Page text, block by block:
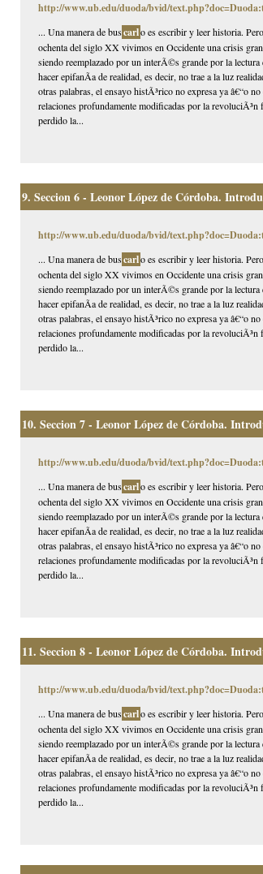
http://www.ub.edu/duoda/bvid/
... Una manera de buscarlo es escribir y leer historia.
ochenta del siglo XX vivimos en Occidente una crisis
siendo reemplazado por un interÃ©s grande por la
hacer epifanÃ­a de realidad, es decir, no trae a la luz
otras palabras, el ensayo histÃ³rico no expresa ya â€“o
relaciones profundamente modificadas por la
perdido la...
9. Seccion 6 - Leonor López de Córdoba.
http://www.ub.edu/duoda/bvid/
... Una manera de buscarlo es escribir y leer historia.
ochenta del siglo XX vivimos en Occidente una crisis
siendo reemplazado por un interÃ©s grande por la
hacer epifanÃ­a de realidad, es decir, no trae a la luz
otras palabras, el ensayo histÃ³rico no expresa ya â€“o
relaciones profundamente modificadas por la
perdido la...
10. Seccion 7 - Leonor López de Córdoba.
http://www.ub.edu/duoda/bvid/
... Una manera de buscarlo es escribir y leer historia.
ochenta del siglo XX vivimos en Occidente una crisis
siendo reemplazado por un interÃ©s grande por la
hacer epifanÃ­a de realidad, es decir, no trae a la luz
otras palabras, el ensayo histÃ³rico no expresa ya â€“o
relaciones profundamente modificadas por la
perdido la...
11. Seccion 8 - Leonor López de Córdoba.
http://www.ub.edu/duoda/bvid/
... Una manera de buscarlo es escribir y leer historia.
ochenta del siglo XX vivimos en Occidente una crisis
siendo reemplazado por un interÃ©s grande por la
hacer epifanÃ­a de realidad, es decir, no trae a la luz
otras palabras, el ensayo histÃ³rico no expresa ya â€“o
relaciones profundamente modificadas por la
perdido la...